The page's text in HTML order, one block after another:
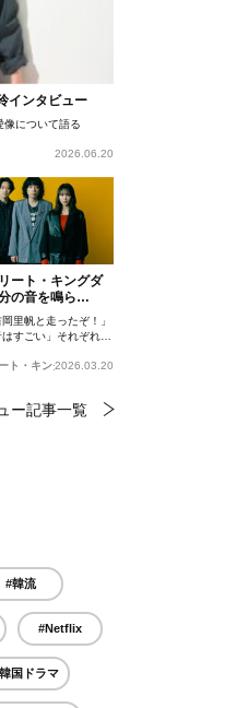
インタビュー
について語る
2026.06.20
リート・キングダ
の音を鳴ら
田和伸、若葉竜
里帆インタビュ
岡里帆と走ったぞ！」
はすごい」それぞれの
ト・キングダム 自分の音を鳴らせ。
2026.03.20
ー記事一覧
#韓流
#Netflix
国ドラマ